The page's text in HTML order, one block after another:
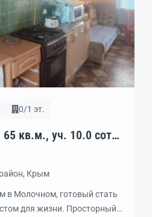
0/1 эт.
кв.м., уч. 10.0 сот.,
Крым
в Молочном, готовый стать
для жизни. Просторный